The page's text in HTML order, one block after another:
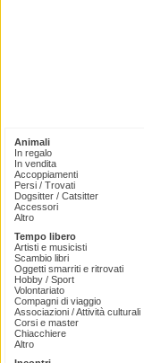
Animali
In regalo
In vendita
Accoppiamenti
Persi / Trovati
Dogsitter / Catsitter
Accessori
Altro
Tempo libero
Artisti e musicisti
Scambio libri
Oggetti smarriti e ritrovati
Hobby / Sport
Volontariato
Compagni di viaggio
Associazioni / Attività culturali
Corsi e master
Chiacchiere
Altro